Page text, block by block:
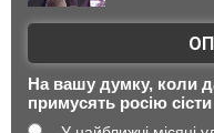
На вашу думку, коли
примусять росію